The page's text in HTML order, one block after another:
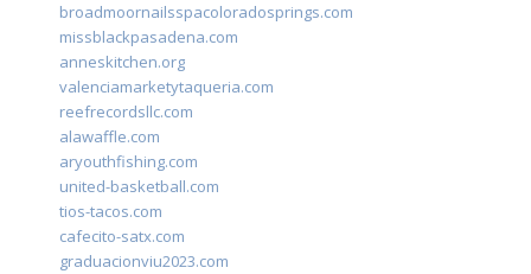
broadmoornailsspacoloradosprings.com
missblackpasadena.com
anneskitchen.org
valenciamarketytaqueria.com
reefrecordsllc.com
alawaffle.com
aryouthfishing.com
united-basketball.com
tios-tacos.com
cafecito-satx.com
graduacionviu2023.com